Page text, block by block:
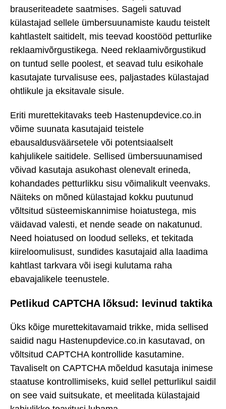
brauseriteadete saatmises. Sageli satuvad
külastajad sellele ümbersuunamiste kaudu teistelt
kahtlastelt saitidelt, mis teevad koostööd petturlike
reklaamivõrgustikega. Need reklaamivõrgustikud
on tuntud selle poolest, et seavad tulu esikohale
kasutajate turvalisuse ees, paljastades külastajad
ohtlikule ja eksitavale sisule.
Eriti murettekitavaks teeb Hastenupdevice.co.in
võime suunata kasutajaid teistele
ebausaldusväärsetele või potentsiaalselt
kahjulikele saitidele. Sellised ümbersuunamised
võivad kasutaja asukohast olenevalt erineda,
kohandades petturlikku sisu võimalikult veenvaks.
Näiteks on mõned külastajad kokku puutunud
võltsitud süsteemiskannimise hoiatustega, mis
väidavad valesti, et nende seade on nakatunud.
Need hoiatused on loodud selleks, et tekitada
kiireloomulisust, sundides kasutajaid alla laadima
kahtlast tarkvara või isegi kulutama raha
ebavajalikele teenustele.
Petlikud CAPTCHA lõksud: levinud taktika
Üks kõige murettekitavamaid trikke, mida sellised
saidid nagu Hastenupdevice.co.in kasutavad, on
võltsitud CAPTCHA kontrollide kasutamine.
Tavaliselt on CAPTCHA mõeldud kasutaja inimese
staatuse kontrollimiseks, kuid sellel petturlikul saidil
on see vaid suitsukate, et meelitada külastajaid